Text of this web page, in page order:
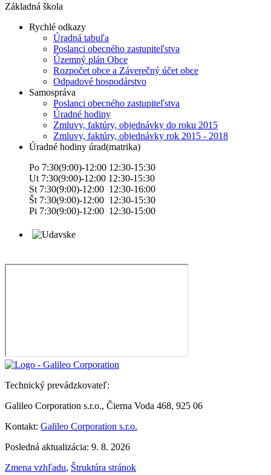
Základná škola
Rychlé odkazy
Úradná tabuľa
Poslanci obecného zastupiteľstva
Územný plán Obce
Rozpočet obce a Záverečný účet obce
Odpadové hospodárstvo
Samospráva
Poslanci obecného zastupiteľstva
Úradné hodiny
Zmluvy, faktúry, objednávky do roku 2015
Zmluvy, faktúry, objednávky rok 2015 - 2018
Úradné hodiny úrad(matrika)
Po 7:30(9:00)-12:00 12:30-15:30
Ut 7:30(9:00)-12:00 12:30-15:30
St 7:30(9:00)-12:00 12:30-16:00
Št 7:30(9:00)-12:00 12:30-15:30
Pi 7:30(9:00)-12:00 12:30-15:00
Technický prevádzkovateľ:
Galileo Corporation s.r.o., Čierna Voda 468, 925 06
Kontakt: Galileo Corporation s.r.o.
Posledná aktualizácia: 9. 8. 2026
Zmena vzhľadu, Štruktúra stránok